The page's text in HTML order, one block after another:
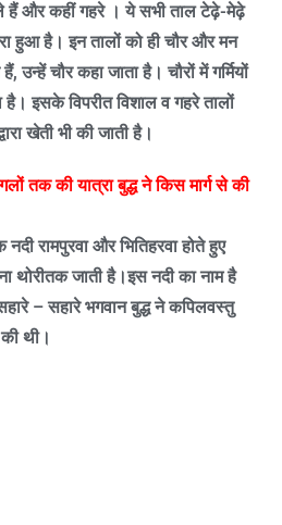
हैं और कहीं गहरे । ये सभी ताल टेढ़े-मेढ़े
हुआ है। इन तालों को ही चौर और मन
हैं,उन्हें चौर कहा जाता है। चौरों में गर्मियों
है। इसके विपरीत विशाल व गहरे तालों
खेती भी की जाती है।
तक की यात्रा बुद्ध ने किस मार्ग से की
रामपुरवा और भितिहरवा होते हुए
थोरीतक जाती है।इस नदी का नाम है
– सहारे भगवान बुद्ध ने कपिलवस्तु
की थी।